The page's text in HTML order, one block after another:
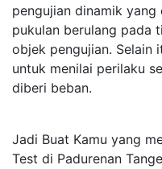
pengujian dinamik
pukulan berulang pada
objek pengujian. Selain
untuk menilai perilaku
diberi beban.
Jadi Buat Kamu yang
Test di Padurenan